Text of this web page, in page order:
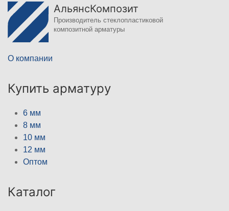
АльянсКомпозит
Производитель стеклопластиковой
композитной арматуры
О компании
Купить арматуру
6 мм
8 мм
10 мм
12 мм
Оптом
Каталог